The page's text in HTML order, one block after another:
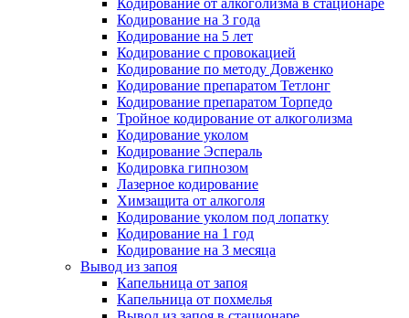
Кодирование от алкоголизма в стационаре
Кодирование на 3 года
Кодирование на 5 лет
Кодирование с провокацией
Кодирование по методу Довженко
Кодирование препаратом Тетлонг
Кодирование препаратом Торпедо
Тройное кодирование от алкоголизма
Кодирование уколом
Кодирование Эспераль
Кодировка гипнозом
Лазерное кодирование
Химзащита от алкоголя
Кодирование уколом под лопатку
Кодирование на 1 год
Кодирование на 3 месяца
Вывод из запоя
Капельница от запоя
Капельница от похмелья